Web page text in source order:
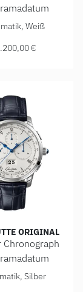
Original Senator
Weiß
€
ORIGINAL
Chronograph
Original Senator
Silber